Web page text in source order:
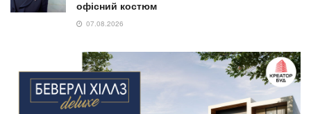
офісний костюм
07.08.2026